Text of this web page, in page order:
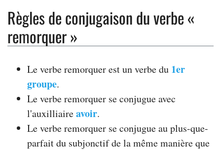
Règles de conjugaison du verbe «
remorquer »
Le verbe remorquer est un verbe du 1er
groupe.
Le verbe remorquer se conjugue avec
l'auxilliaireavoir.
Le verbe remorquer se conjugue au plus-que-
parfait du subjonctif de la même manière que